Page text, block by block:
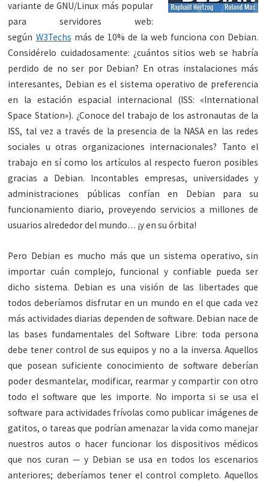
variante de GNU/Linux más popular
para servidores web:
según W3Techs más de 10% de la web funciona con Debian.
Considérelo cuidadosamente: ¿cuántos sitios web se habría
perdido de no ser por Debian? En otras instalaciones más
interesantes, Debian es el sistema operativo de preferencia
en la estación espacial internacional (ISS: «International
Space Station»). ¿Conoce del trabajo de los astronautas de la
ISS, tal vez a través de la presencia de la NASA en las redes
sociales u otras organizaciones internacionales? Tanto el
trabajo en sí como los artículos al respecto fueron posibles
gracias a Debian. Incontables empresas, universidades y
administraciones públicas confían en Debian para su
funcionamiento diario, proveyendo servicios a millones de
usuarios alrededor del mundo… ¡y en su órbita!
Pero Debian es mucho más que un sistema operativo, sin
importar cuán complejo, funcional y confiable pueda ser
dicho sistema. Debian es una visión de las libertades que
todos deberíamos disfrutar en un mundo en el que cada vez
más actividades diarias dependen de software. Debian nace de
las bases fundamentales del Software Libre: toda persona
debe tener control de sus equipos y no a la inversa. Aquellos
que posean suficiente conocimiento de software deberían
poder desmantelar, modificar, rearmar y compartir con otro
todo el software que les importe. No importa si se usa el
software para actividades frívolas como publicar imágenes de
gatitos, o tareas que podrían amenazar la vida como manejar
nuestros autos o hacer funcionar los dispositivos médicos
que nos curan — y Debian se usa en todos los escenarios
anteriores; deberíamos tener el control completo. Aquellos